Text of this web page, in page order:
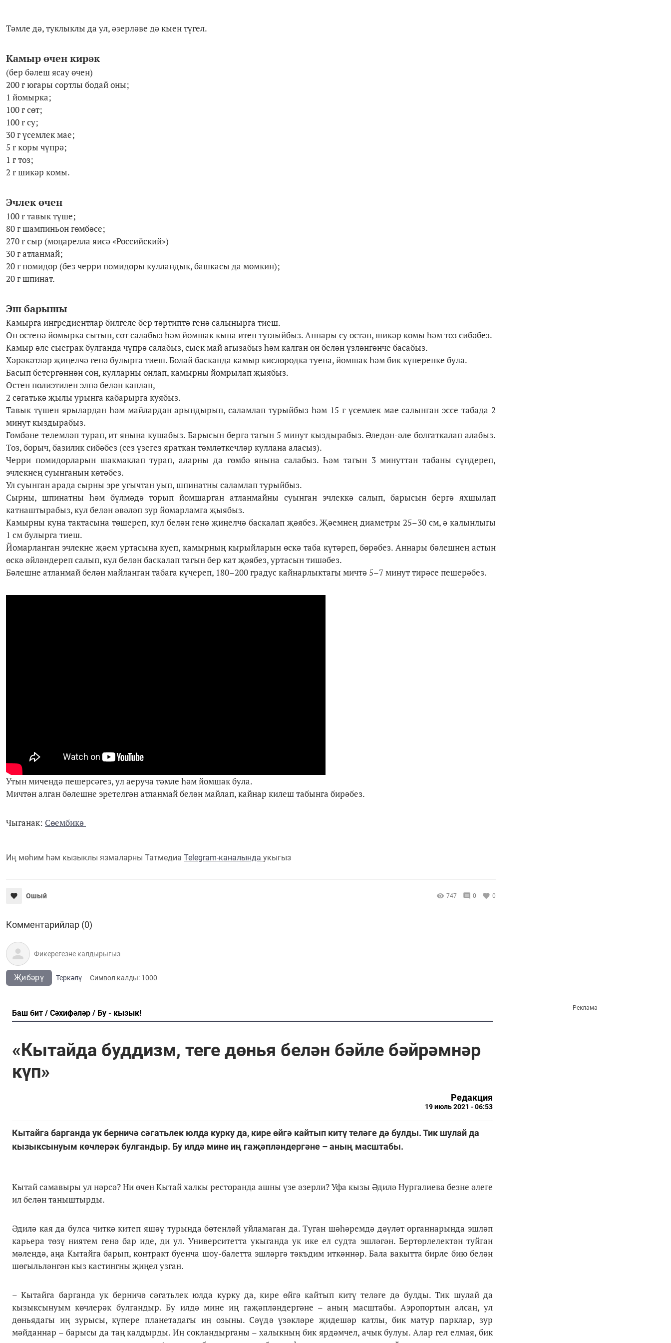
Тәмле дә, туклыклы да ул, әзерләве дә кыен түгел.
Камыр өчен кирәк
(бер бәлеш ясау өчен)
200 г югары сортлы бодай оны;
1 йомырка;
100 г сөт;
100 г су;
30 г үсемлек мае;
5 г коры чүпрә;
1 г тоз;
2 г шикәр комы.
Эчлек өчен
100 г тавык түше;
80 г шампиньон гөмбәсе;
270 г сыр (моцарелла яисә «Российский»)
30 г атланмай;
20 г помидор (без черри помидоры кулландык, башкасы да мөмкин);
20 г шпинат.
Эш барышы
Камырга ингредиентлар билгеле бер тәртиптә генә салынырга тиеш.
Он өстенә йомырка сытып, сөт салабыз һәм йомшак кына итеп туглыйбыз. Аннары су өстәп, шикәр комы һәм тоз сибәбез.
Камыр әле сыеграк булганда чүпрә салабыз, сыек май агызабыз һәм калган он белән үзләнгәнче басабыз.
Хәрәкәтләр җиңелчә генә булырга тиеш. Болай басканда камыр кислородка туена, йомшак һәм бик күперенке була.
Басып бетергәннән соң, кулларны онлап, камырны йомрылап җыябыз.
Өстен полиэтилен элпә белән каплап,
2 сәгатькә җылы урынга кабарырга куябыз.
Тавык түшен ярылардан һәм майлардан арындырып, саламлап турыйбыз һәм 15 г үсемлек мае салынган эссе табада 2
минут кыздырабыз.
Гөмбәне телемләп турап, ит янына кушабыз. Барысын бергә тагын 5 минут кыздырабыз. Әледән-әле болгаткалап алабыз.
Тоз, борыч, базилик сибәбез (сез үзегез яраткан тәмләткечләр куллана аласыз).
Черри помидорларын шакмаклап турап, аларны да гөмбә янына салабыз. Һәм тагын 3 минуттан табаны сүндереп,
эчлекнең суынганын көтәбез.
Ул суынган арада сырны эре угычтан уып, шпинатны саламлап турыйбыз.
Сырны, шпинатны һәм бүлмәдә торып йомшарган атланмайны суынган эчлеккә салып, барысын бергә яхшылап
катнаштырабыз, кул белән әвәләп зур йомарламга җыябыз.
Камырны куна тактасына төшереп, кул белән генә җиңелчә баскалап җәябез. Җәемнең диаметры 25–30 см, ә калынлыгы
1 см булырга тиеш.
Йомарланган эчлекне җәем уртасына куеп, камырның кырыйларын өскә таба күтәреп, бөрәбез. Аннары бәлешнең астын
өскә әйләндереп салып, кул белән баскалап тагын бер кат җәябез, уртасын тишәбез.
Бәлешне атланмай белән майланган табага күчереп, 180–200 градус кайнарлыктагы мичтә 5–7 минут тирәсе пешерәбез.
Утын мичендә пешерсәгез, ул аеруча тәмле һәм йомшак була.
Мичтән алган бәлешне эретелгән атланмай белән майлап, кайнар килеш табынга бирәбез.
Чыганак: Сөембикә
Иң мөһим һәм кызыклы язмаларны Татмедиа Telegram-каналында укыгыз
Ошый 747 0 0
Комментарийлар (0)
Җибәрү Теркәлү Cимвол калды: 1000
Баш бит Сәхифәләр Бу - кызык!
«Кытайда буддизм, теге дөнья белән бәйле бәйрәмнәр
күп»
Редакция
19 июль 2021 - 06:53
Кытайга барганда ук берничә сәгатьлек юлда курку да, кире өйгә кайтып китү теләге дә булды. Тик шулай да
кызыксынуым көчлерәк булгандыр. Бу илдә мине иң гаҗәпләндергәне – аның масштабы.
Кытай самавыры ул нәрсә? Ни өчен Кытай халкы ресторанда ашны үзе әзерли? Уфа кызы Әдилә Нургалиева безне әлеге
ил белән таныштырды.
Әдилә кая да булса читкә китеп яшәү турында бөтенләй уйламаган да. Туган шәһәремдә дәүләт органнарында эшләп
карьера төзү ниятем генә бар иде, ди ул. Университетта укыганда ук ике ел судта эшләгән. Бертөрлелектән туйган
мәлендә, аңа Кытайга барып, контракт буенча шоу-балетта эшләргә тәкъдим иткәннәр. Бала вакытта бирле бию белән
шөгыльләнгән кыз кастингны җиңел узган.
– Кытайга барганда ук берничә сәгатьлек юлда курку да, кире өйгә кайтып китү теләге дә булды. Тик шулай да
кызыксынуым көчлерәк булгандыр. Бу илдә мине иң гаҗәпләндергәне – аның масштабы. Аэропортын алсаң, ул
дөньядагы иң зурысы, күпере планетадагы иң озыны. Сәүдә үзәкләре җидешәр катлы, бик матур парклар, зур
мәйданнар – барысы да таң калдырды. Иң сокландырганы – халыкның бик ярдәмчел, ачык булуы. Алар гел елмая, бик
Реклама